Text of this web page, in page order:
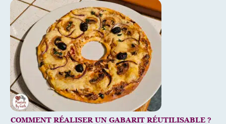
COMMENT RÉALISER UN GABARIT RÉUTILISABLE ?